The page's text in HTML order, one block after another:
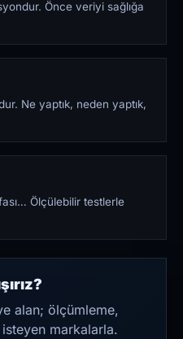
Önce veriyi sağlığa
Ne yaptık, neden yaptık,
Ölçülebilir testlerle
alan; ölçümleme,
markalarla.